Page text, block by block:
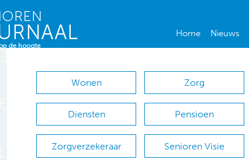
Home Nieuws
Wonen Zorg
Diensten Pensioen
Zorgverzekeraar Senioren Visie